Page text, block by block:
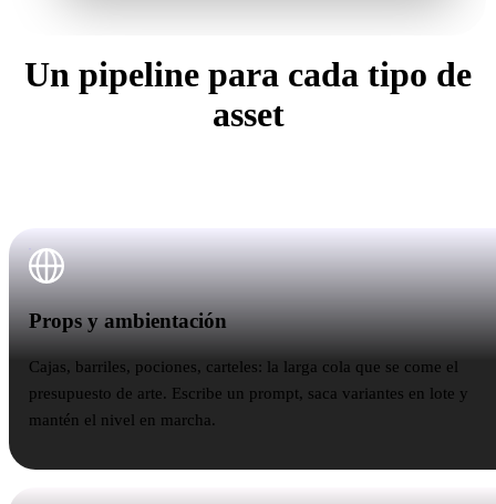
Un pipeline para cada tipo de
asset
Props y ambientación
Props y ambientación
Cajas, barriles, pociones, carteles: la larga cola que se come el
presupuesto de arte. Escribe un prompt, saca variantes en lote y
mantén el nivel en marcha.